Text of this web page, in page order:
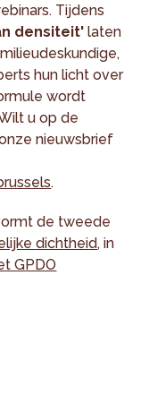
Tijdens
densiteit'laten
hun licht over
wordt
u op de
nieuwsbrief
.
de tweede
dichtheid, in
GPDO